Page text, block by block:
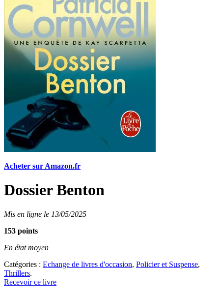
Acheter sur Amazon.fr
Dossier Benton
Mis en ligne le 13/05/2025
153 points
En état moyen
Catégories : Echange de livres d'occasion, Policier et Suspense,
Thrillers.
Recevoir ce livre